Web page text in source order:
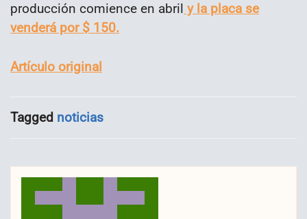
producción comience en abril y la placa se
venderá por $ 150.
Artículo original
Tagged noticias